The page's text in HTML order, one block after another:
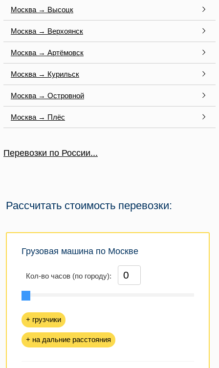
Москва → Высоцк
Москва → Верхоянск
Москва → Артёмовск
Москва → Курильск
Москва → Островной
Москва → Плёс
Перевозки по России...
Рассчитать стоимость перевозки:
Грузовая машина по Москве
Кол-во часов (по городу):
+ грузчики
+ на дальние расстояния